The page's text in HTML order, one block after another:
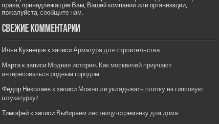
права, принадлежащие Вам, Вашей компании или организации,
пожалуйста,сообщите нам.
Свежие комментарии
Илья Кузнецов к записиАрматура для строительства
Мартак записи Модная история. Как москвичей приучают
интересоваться родным городом
Фёдор Николаев к записи Можно ли укладывать плитку на гипсовую
штукатурку?
Тимофей к записи Выбираем лестницу-стремянку для дома